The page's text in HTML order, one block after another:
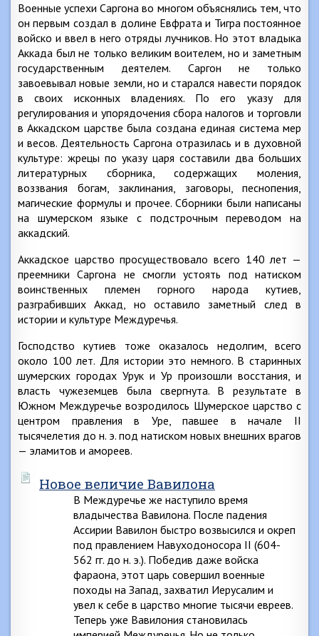
Военные успехи Саргона во многом объяснялись тем, что
он первым создал в долине Евфрата и Тигра постоянное
войско и ввел в него отряды лучников. Но этот владыка
Аккада был не только великим воителем, но и заметным
государственным деятелем. Саргон не только
завоевывал новые земли, но и старался навести порядок
в своих исконных владениях. По его указу для
регулирования и упорядочения сбора налогов и торговли
в Аккадском царстве была создана единая система мер
и весов. Деятельность Саргона отразилась и в духовной
культуре: жрецы по указу царя составили два больших
литературных сборника, содержащих моления,
воззвания богам, заклинания, заговоры, песнопения,
магические формулы и прочее. Сборники были написаны
на шумерском языке с подстрочным переводом на
аккадский.
Аккадское царство просуществовало всего 140 лет —
преемники Саргона не смогли устоять под натиском
воинственных племен горного народа кутиев,
разграбивших Аккад, но оставило заметный след в
истории и культуре Междуречья.
Господство кутиев тоже оказалось недолгим, всего
около 100 лет. Для истории это немного. В старинных
шумерских городах Урук и Ур произошли восстания, и
власть чужеземцев была свергнута. В результате в
Южном Междуречье возродилось Шумерское царство с
центром правления в Уре, павшее в начале II
тысячелетия до н. э. под натиском новых внешних врагов
— эламитов и амореев.
Новое величие Вавилона
В Междуречье же наступило время
владычества Вавилона. После падения
Ассирии Вавилон быстро возвысился и окреп
под правлением Навуходоносора II (604-
562 гг. до н. э.). Победив даже войска
фараона, этот царь совершил военные
походы на Запад, захватил Иерусалим и
увел к себе в царство многие тысячи евреев.
Теперь уже Вавилония становилась